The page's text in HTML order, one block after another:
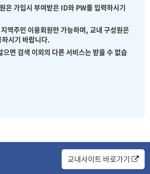
은 가입시 부여받은 ID와 PW를 입력하시기
역주민 이용회원만 가능하며, 교내 구성원은
시기 바랍니다.
면 검색 이외의 다른 서비스는 받을 수 없습
교내사이트 바로가기